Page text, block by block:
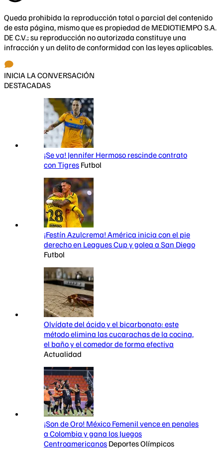
Queda prohibida la reproducción total o parcial del contenido
de esta página, mismo que es propiedad de MEDIOTIEMPO S.A.
DE C.V.; su reproducción no autorizada constituye una
infracción y un delito de conformidad con las leyes aplicables.
INICIA LA CONVERSACIÓN
DESTACADAS
¡Se va! Jennifer Hermoso rescinde contrato
con Tigres Futbol
¡Festín Azulcrema! América inicia con el pie
derecho en Leagues Cup y golea a San Diego
Futbol
Olvídate del ácido y el bicarbonato: este
método elimina las cucarachas de la cocina,
el baño y el comedor de forma efectiva
Actualidad
¡Son de Oro! México Femenil vence en penales
a Colombia y gana los Juegos
Centroamericanos Deportes Olímpicos